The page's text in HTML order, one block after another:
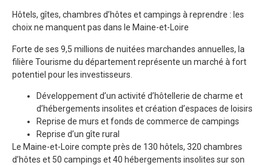
Hôtels, gîtes, chambres d’hôtes et campings à reprendre : les
choix ne manquent pas dans le Maine-et-Loire
Forte de ses 9,5 millions de nuitées marchandes annuelles, la
filière Tourisme du département représente un marché à fort
potentiel pour les investisseurs.
Développement d’un activité d’hôtellerie de charme et
d’hébergements insolites et création d’espaces de loisirs
Reprise de murs et fonds de commerce de campings
Reprise d’un gîte rural
Le Maine-et-Loire compte près de 130 hôtels, 320 chambres
d’hôtes et 50 campings et 40 hébergements insolites sur son